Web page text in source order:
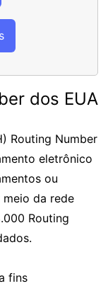
dos EUA
Routing Number
eletrônico
ou
da rede
Routing
fins